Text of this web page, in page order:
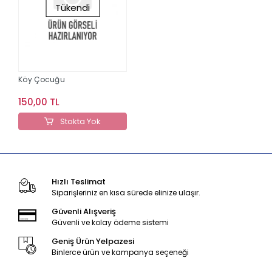
Tükendi
Köy Çocuğu
150,00 TL
Stokta Yok
Hızlı Teslimat
Siparişleriniz en kısa sürede elinize ulaşır.
Güvenli Alışveriş
Güvenli ve kolay ödeme sistemi
Geniş Ürün Yelpazesi
Binlerce ürün ve kampanya seçeneği